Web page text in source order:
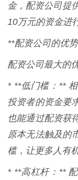
金，配资公司提
10万元的资金进
**配资公司的优
配资公司最大的
* **低门槛：**
投资者的资金要
也能通过配资获
原本无法触及的
槛，让更多人有
* **高杠杆：**